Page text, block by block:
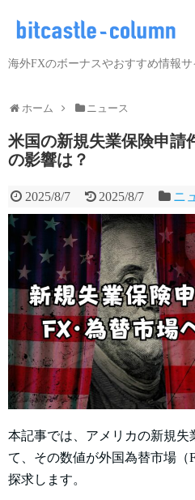
海外FXのボーナスやおすすめ情報サ
ホーム ニュース
米国の新規失業保険申請
の影響は？
2025/8/7 2025/8/7 ニ
本記事では、アメリカの新規失
て、その数値が外国為替市場（
探求します。